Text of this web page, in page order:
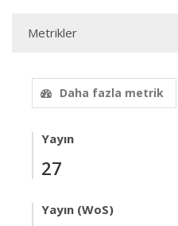
Metrikler
Daha fazla metrik
Yayın
27
Yayın (WoS)